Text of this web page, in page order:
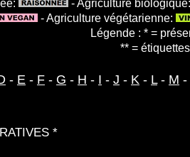
- Agriculture biologique:
- Agriculture végétarienne:
Légende : * =
** =
- E - F - G - H - I - J - K - L- M -
*